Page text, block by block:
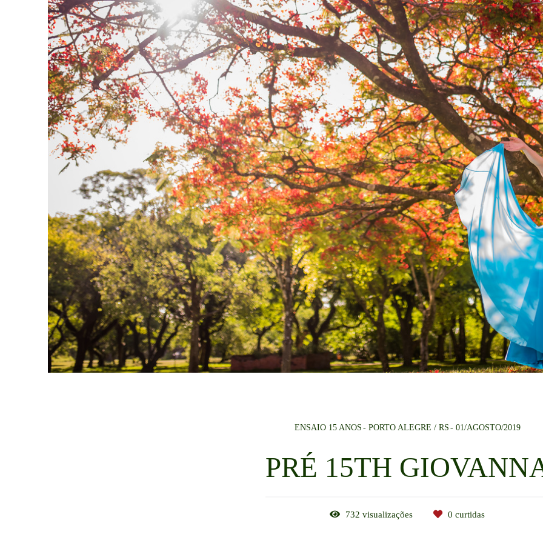
ENSAIO 15 ANOS PORTO ALEGRE / RS 01/AGOSTO/2019
PRÉ 15TH
732 visualizações 0 curtidas